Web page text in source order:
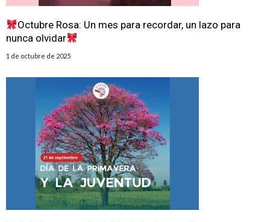
Octubre Rosa: Un mes para recordar, un lazo para
nunca olvidar
1 de octubre de 2025